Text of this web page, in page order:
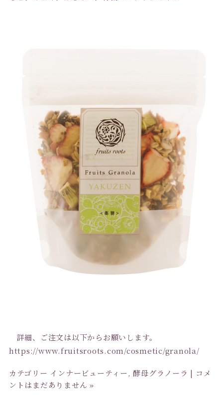
詳細、ご注文は以下からお願いします。
https://www.fruitsroots.com/cosmetic/granola/
カテゴリー インナービューティー,酵母グラノーラ | コメ
ントはまだありません »